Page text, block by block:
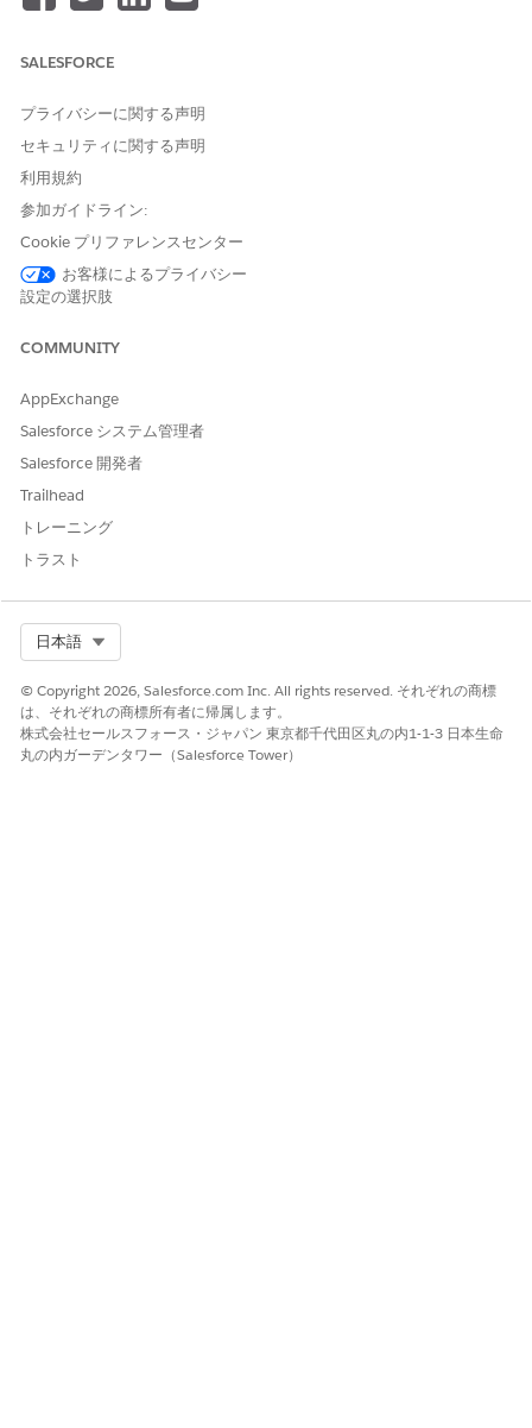
する PATI レコードの優先住所項目から取得されます。
Cloud for Customer Engagementアドオン ライセンス、Life
Sciences Customer Engagement管理パッケージが付属する
Enterprise Editionおよび
Web の [関連会社取引先概要] モーダルには、取引先に関連する情
報のみが表示されます。iPad の [関連会社取引先概要] モーダル
は、[取引先] と [取引先プラン] の 2 つのタブで構成されます。
引先の詳細と [新規訪問] クイックアクションボタンが表示されま
す。必要に応じて、ヘルスケア提供者オブジェクトと連絡先住所
オブジェクトの [取引先概要列] 項目を編集して、[取引先] タブに
表示される情報をカスタマイズできます。
加する前に、ユーザーに適切なアクセス権があることを確認しま
[アカウントプラン] タブ
合)。ただし、前提条件として、アカウントプランの
メタデータキャッシュ
この記事で問題は解決されましたか?
SALESFORCE
プライバシーに関する声明
セキュリティに関する声明
利用規約
参加ガイドライン:
Cookie プリファレンスセンター
お客様によるプライバシー
設定の選択肢
COMMUNITY
AppExchange
Salesforce システム管理者
Salesforce 開発者
Trailhead
トレーニング
トラスト
日本語
© Copyright 2026, Salesforce.com Inc. All rights reserved. それぞれの商標
は、それぞれの商標所有者に帰属します。
株式会社セールスフォース・ジャパン 東京都千代田区丸の内1-1-3 日本生命
丸の内ガーデンタワー（Salesforce Tower）